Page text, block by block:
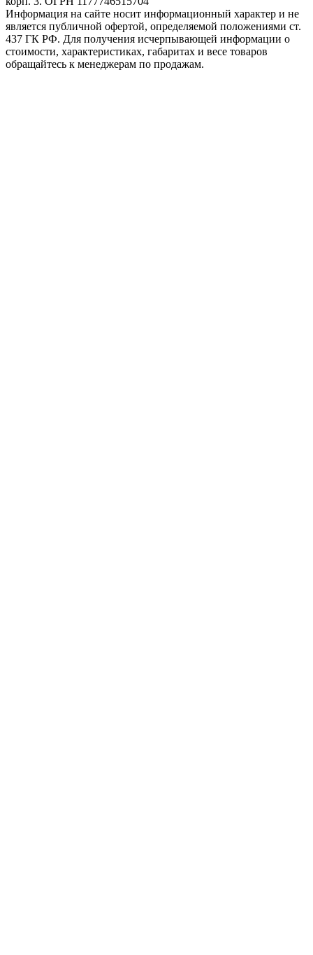
Информация на сайте носит информационный характер и не
является публичной офертой, определяемой положениями ст.
437 ГК РФ. Для получения исчерпывающей информации о
стоимости, характеристиках, габаритах и весе товаров
обращайтесь к менеджерам по продажам.